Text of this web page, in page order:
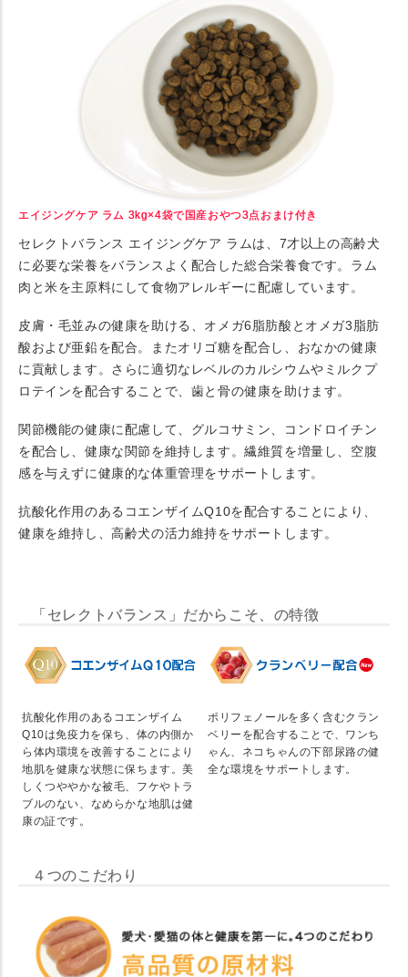
エイジングケア ラム 3kg×4袋で国産おやつ3点おまけ付き
セレクトバランス エイジングケア ラムは、7才以上の高齢犬
に必要な栄養をバランスよく配合した総合栄養食です。ラム
肉と米を主原料にして食物アレルギーに配慮しています。
皮膚・毛並みの健康を助ける、オメガ6脂肪酸とオメガ3脂肪
酸および亜鉛を配合。またオリゴ糖を配合し、おなかの健康
に貢献します。さらに適切なレベルのカルシウムやミルクプ
ロテインを配合することで、歯と骨の健康を助けます。
関節機能の健康に配慮して、グルコサミン、コンドロイチン
を配合し、健康な関節を維持します。繊維質を増量し、空腹
感を与えずに健康的な体重管理をサポートします。
抗酸化作用のあるコエンザイムQ10を配合することにより、
健康を維持し、高齢犬の活力維持をサポートします。
「セレクトバランス」だからこそ、の特徴
抗酸化作用のあるコエンザイム
Q10は免疫力を保ち、体の内側か
ら体内環境を改善することにより
地肌を健康な状態に保ちます。美
しくつややかな被毛、フケやトラ
ブルのない、なめらかな地肌は健
康の証です。
ポリフェノールを多く含むクラン
ベリーを配合することで、ワンち
ゃん、ネコちゃんの下部尿路の健
全な環境をサポートします。
４つのこだわり